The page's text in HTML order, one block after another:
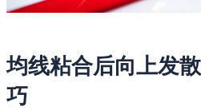
均线粘合后向上发
巧